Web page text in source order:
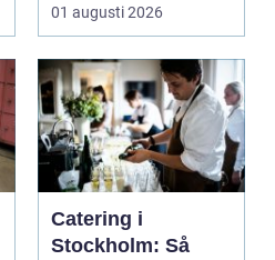
01 augusti 2026
Catering i
Stockholm: Så